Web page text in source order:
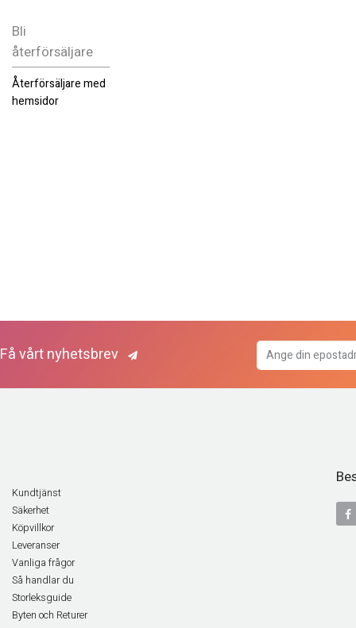
Bli
återförsäljare
Återförsäljare med
hemsidor
Få vårt nyhetsbrev
Kundtjänst
Säkerhet
Köpvillkor
Leveranser
Vanliga frågor
Så handlar du
Storleksguide
Byten och Returer